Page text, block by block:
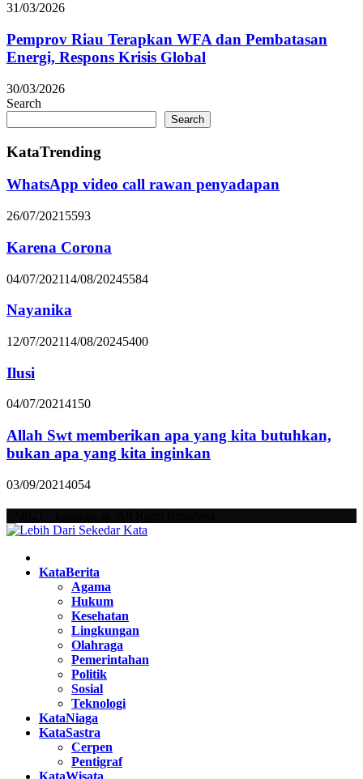
31/03/2026
Pemprov Riau Terapkan WFA dan Pembatasan
Energi, Respons Krisis Global
30/03/2026
Search
Search
KataTrending
WhatsApp video call rawan penyadapan
26/07/2021 5593
Karena Corona
04/07/202114/08/20245584
Nayanika
12/07/202114/08/20245400
Ilusi
04/07/20214150
Allah Swt memberikan apa yang kita butuhkan,
bukan apa yang kita inginkan
03/09/20214054
KataBerita
Agama
Hukum
Kesehatan
Lingkungan
Olahraga
Pemerintahan
Politik
Sosial
Teknologi
KataNiaga
KataSastra
Cerpen
Pentigraf
KataWisata